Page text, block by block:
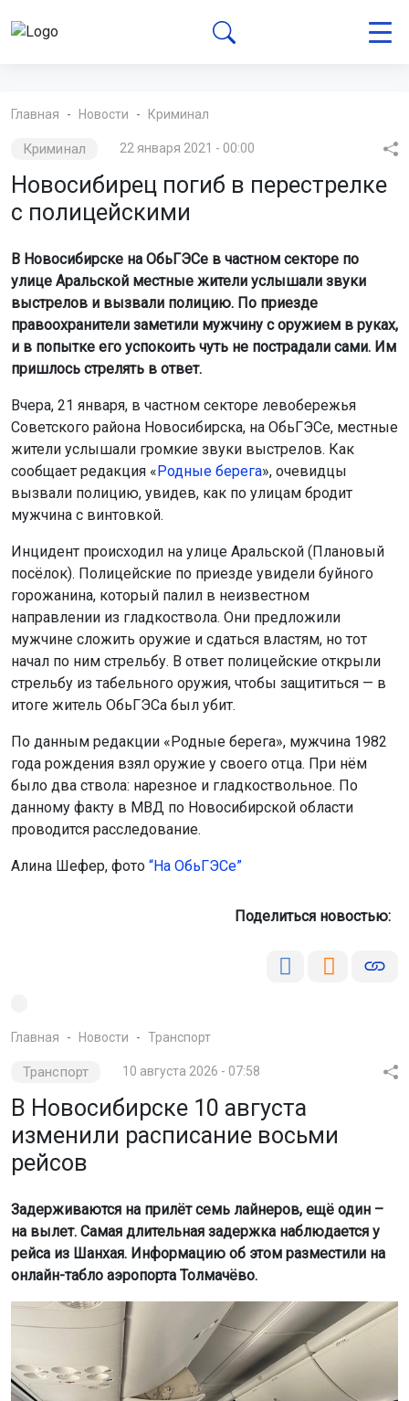
Главная Новости Криминал
Криминал 22 января 2021 - 00:00
Новосибирец погиб в перестрелке
с полицейскими
В Новосибирске на ОбьГЭСе в частном секторе по
улице Аральской местные жители услышали звуки
выстрелов и вызвали полицию. По приезде
правоохранители заметили мужчину с оружием в руках,
и в попытке его успокоить чуть не пострадали сами. Им
пришлось стрелять в ответ.
Вчера, 21 января, в частном секторе левобережья
Советского района Новосибирска, на ОбьГЭСе, местные
жители услышали громкие звуки выстрелов. Как
сообщает редакция «Родные берега», очевидцы
вызвали полицию, увидев, как по улицам бродит
мужчина с винтовкой.
Инцидент происходил на улице Аральской (Плановый
посёлок). Полицейские по приезде увидели буйного
горожанина, который палил в неизвестном
направлении из гладкоствола. Они предложили
мужчине сложить оружие и сдаться властям, но тот
начал по ним стрельбу. В ответ полицейские открыли
стрельбу из табельного оружия, чтобы защититься — в
итоге житель ОбьГЭСа был убит.
По данным редакции «Родные берега», мужчина 1982
года рождения взял оружие у своего отца. При нём
было два ствола: нарезное и гладкоствольное. По
данному факту в МВД по Новосибирской области
проводится расследование.
Алина Шефер, фото “На ОбьГЭСе”
Поделиться новостью:
Главная Новости Транспорт
Транспорт 10 августа 2026 - 07:58
В Новосибирске 10 августа
изменили расписание восьми
рейсов
Задерживаются на прилёт семь лайнеров, ещё один –
на вылет. Самая длительная задержка наблюдается у
рейса из Шанхая. Информацию об этом разместили на
онлайн-табло аэропорта Толмачёво.